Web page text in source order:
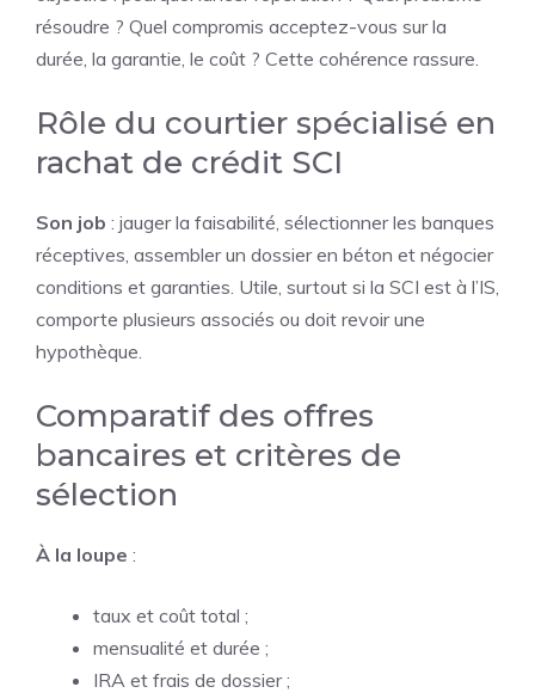
résoudre ? Quel compromis acceptez-vous sur la
durée, la garantie, le coût ? Cette cohérence rassure.
Rôle du courtier spécialisé en
rachat de crédit SCI
Son job : jauger la faisabilité, sélectionner les banques
réceptives, assembler un dossier en béton et négocier
conditions et garanties. Utile, surtout si la SCI est à l’IS,
comporte plusieurs associés ou doit revoir une
hypothèque.
Comparatif des offres
bancaires et critères de
sélection
À la loupe :
taux et coût total ;
mensualité et durée ;
IRA et frais de dossier ;